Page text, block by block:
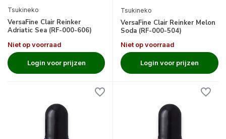
Tsukineko
VersaFine Clair Reinker
Adriatic Sea (RF-000-606)
Niet op voorraad
Login voor prijzen
Tsukineko
VersaFine Clair Reinker Melon
Soda (RF-000-504)
Niet op voorraad
Login voor prijzen